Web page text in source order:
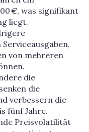
€, was signifikant
liegt.
von mehreren
die
die
verbessern die
fünf Jahre.
Preisvolatilität